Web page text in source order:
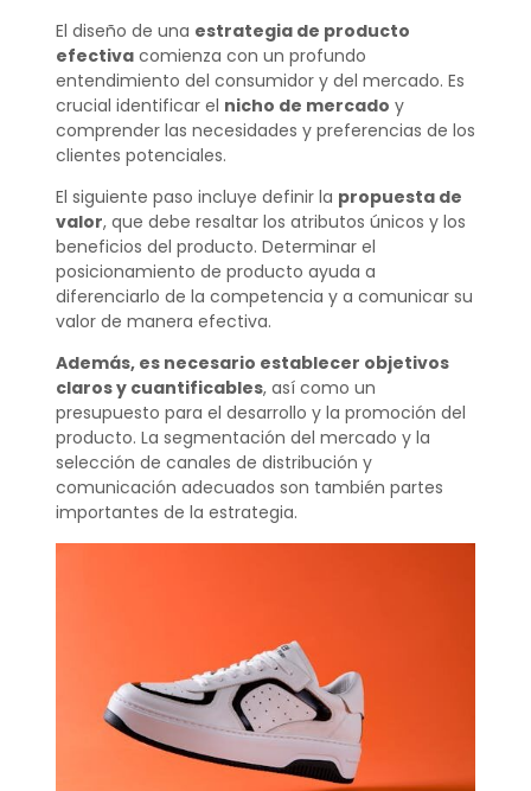
El diseño de una estrategia de producto
efectivacomienza con un profundo
entendimiento del consumidor y del mercado. Es
crucial identificar el nicho de mercado y
comprender las necesidades y preferencias de los
clientes potenciales.
El siguiente paso incluye definir la propuesta de
valor, que debe resaltar los atributos únicos y los
beneficios del producto. Determinar el
posicionamiento de producto ayuda a
diferenciarlo de la competencia y a comunicar su
valor de manera efectiva.
Además, es necesario establecer objetivos
claros y cuantificables, así como un
presupuesto para el desarrollo y la promoción del
producto. La segmentación del mercado y la
selección de canales de distribución y
comunicación adecuados son también partes
importantes de la estrategia.